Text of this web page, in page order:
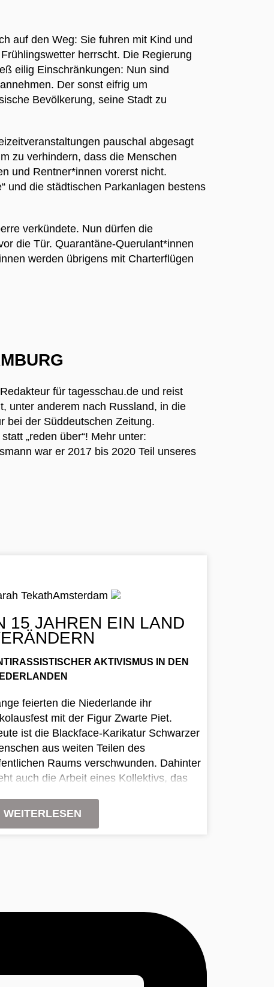
auf den Weg: Sie fuhren mit Kind und
herrscht. Die Regierung
eilig Einschränkungen: Nun sind
Der sonst eifrig um
Bevölkerung, seine Stadt zu
pauschal abgesagt
zu verhindern, dass die Menschen
und Rentner*innen vorerst nicht.
und die städtischen Parkanlagen bestens
verkündete. Nun dürfen die
die Tür. Quarantäne-Querulant*innen
werden übrigens mit Charterflügen
für tagesschau.de und reist
unter anderem nach Russland, in die
bei der Süddeutschen Zeitung.
„reden über“! Mehr unter:
war er 2017 bis 2020 Teil unseres
TekathAmsterdam
15 JAHREN EIN LAND
AKTIVISMUS IN DEN
feierten die Niederlande ihr
mit der Figur Zwarte Piet.
ist die Blackface-Karikatur Schwarzer
aus weiten Teilen des
Raums verschwunden. Dahinter
auch die Arbeit eines Kollektivs, das
beter“. Nun hat die Gruppe ihre
WEITERLESEN